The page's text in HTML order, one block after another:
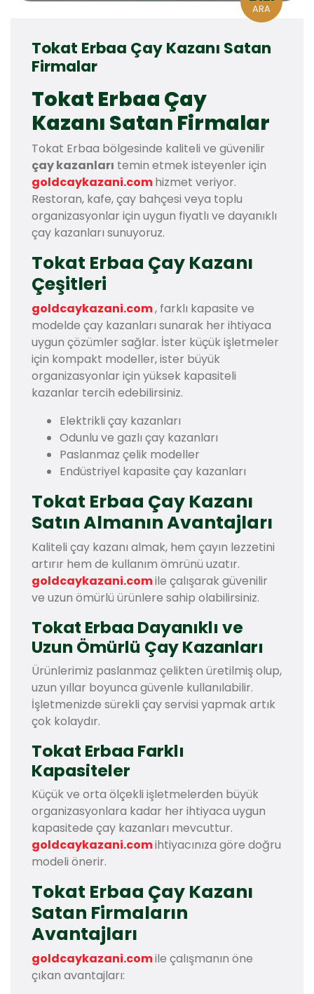
ARA
Tokat Erbaa Çay Kazanı Satan
Firmalar
Tokat Erbaa Çay
Kazanı Satan Firmalar
Tokat Erbaa bölgesinde kaliteli ve güvenilir
çay kazanları temin etmek isteyenler için
goldcaykazani.comhizmet veriyor.
Restoran, kafe, çay bahçesi veya toplu
organizasyonlar için uygun fiyatlı ve dayanıklı
çay kazanları sunuyoruz.
Tokat Erbaa Çay Kazanı
Çeşitleri
goldcaykazani.com, farklı kapasite ve
modelde çay kazanları sunarak her ihtiyaca
uygun çözümler sağlar. İster küçük işletmeler
için kompakt modeller, ister büyük
organizasyonlar için yüksek kapasiteli
kazanlar tercih edebilirsiniz.
Elektrikli çay kazanları
Odunlu ve gazlı çay kazanları
Paslanmaz çelik modeller
Endüstriyel kapasite çay kazanları
Tokat Erbaa Çay Kazanı
Satın Almanın Avantajları
Kaliteli çay kazanı almak, hem çayın lezzetini
artırır hem de kullanım ömrünü uzatır.
goldcaykazani.comile çalışarak güvenilir
ve uzun ömürlü ürünlere sahip olabilirsiniz.
Tokat Erbaa Dayanıklı ve
Uzun Ömürlü Çay Kazanları
Ürünlerimiz paslanmaz çelikten üretilmiş olup,
uzun yıllar boyunca güvenle kullanılabilir.
İşletmenizde sürekli çay servisi yapmak artık
çok kolaydır.
Tokat Erbaa Farklı
Kapasiteler
Küçük ve orta ölçekli işletmelerden büyük
organizasyonlara kadar her ihtiyaca uygun
kapasitede çay kazanları mevcuttur.
goldcaykazani.comihtiyacınıza göre doğru
modeli önerir.
Tokat Erbaa Çay Kazanı
Satan Firmaların
Avantajları
goldcaykazani.comile çalışmanın öne
çıkan avantajları: